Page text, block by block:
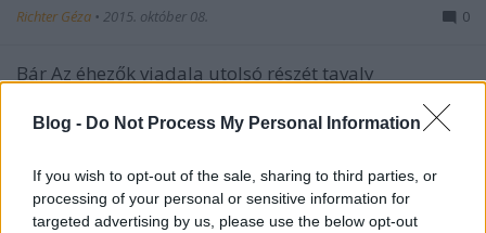
Blog - Do Not Process My Personal Information
If you wish to opt-out of the sale, sharing to third parties, or
processing of your personal or sensitive information for
targeted advertising by us, please use the below opt-out
Richter Géza • 2015. október 08. 0
Bár Az éhezők viadala utolsó részét tavaly
lezárásában igen fontos szerepet betöltő és
Francis Lawrence dirigálás közben egyébként azt
nyilatkozta, a végső darab…